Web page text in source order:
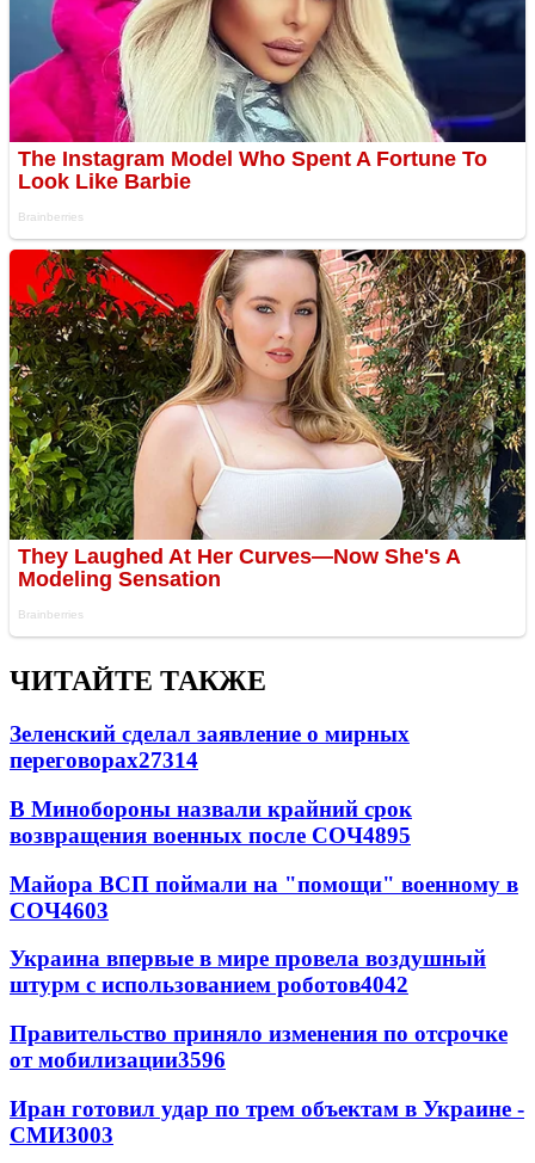
ЧИТАЙТЕ ТАКЖЕ
Зеленский сделал заявление о мирных
переговорах27314
В Минобороны назвали крайний срок
возвращения военных после СОЧ4895
Майора ВСП поймали на "помощи" военному в
СОЧ4603
Украина впервые в мире провела воздушный
штурм с использованием роботов4042
Правительство приняло изменения по отсрочке
от мобилизации3596
Иран готовил удар по трем объектам в Украине -
СМИ3003